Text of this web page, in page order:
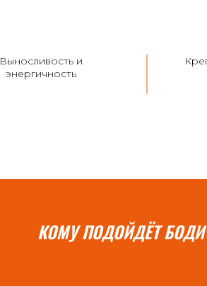
Выносливость и
энергичность
КОМУ ПОДОЙДЁТ